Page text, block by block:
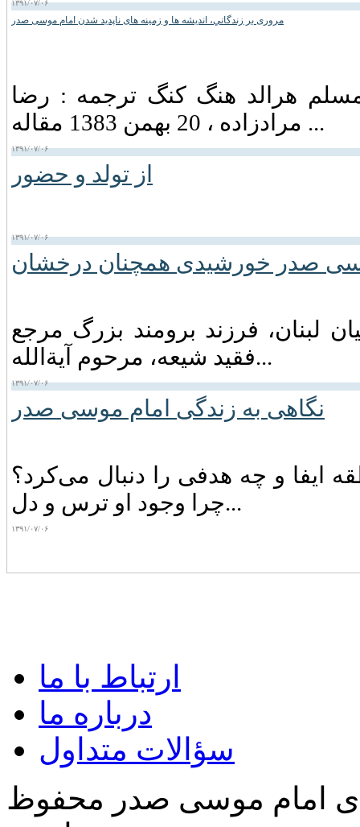
۱۳۹۱/۰۷/۰۶
مروری بر زندگاني، انديشه ها و زمينه های ناپديد شدن امام موسی صدر
هرالد هنگ كنگ ترجمه : رضا
مرادزاده ، 20 بهمن 1383 مقاله ...
۱۳۹۱/۰۷/۰۶
از تولد و حضور
۱۳۹۱/۰۷/۰۶
صدر خورشیدی همچنان درخشان
لبنان‏، فرزند برومند بزرگ مرجع
فقید شیعه‏، مرحوم آیةالله...
۱۳۹۱/۰۷/۰۶
نگاهی به زندگی امام موسی صدر
و چه‌ هدفی‌ را دنبال‌ می‌کرد؟
چرا وجود او ترس‌ و دل...
۱۳۹۱/۰۷/۰۶
ارتباط با ما
درباره ما
سؤالات متداول
امام موسی صدر محفوظ